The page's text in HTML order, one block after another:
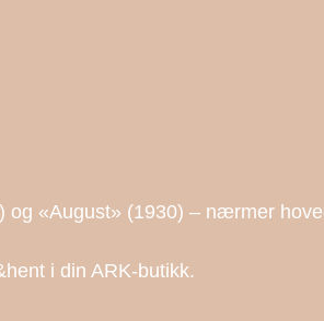
«August» (1930) – nærmer
i din ARK-butikk.